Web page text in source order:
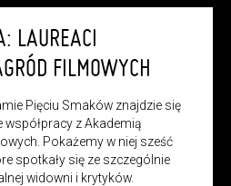
LAUREACI
FILMOWYCH
Pięciu Smaków znajdzie się
z Akademią
Pokażemy w niej sześć
spotkały się ze szczególnie
widowni i krytyków.